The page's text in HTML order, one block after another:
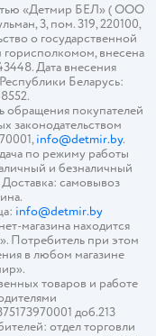
«Детмир БЕЛ» ( ООО
3, пом. 319, 220100,
о государственной
внесена
Дата внесения
Беларусь:
обращения покупателей
законодательством
info@detmir.by.
по режиму работы
и безналичный
самовывоз
info@detmir.by
магазина находится
Потребитель при этом
в любом магазине
товаров и работе
доб.213
отдел торговли